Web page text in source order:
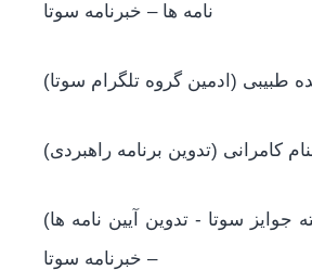
نامه ها – خبرنامه سوتا
طبیبی (ادمین گروه تلگرام سوتا
کامرانی (تدوین برنامه راهبردی
(جلیل کمالی (کمیته جوایز سوتا - تدوین آیین نامه ها
– خبرنامه سوتا